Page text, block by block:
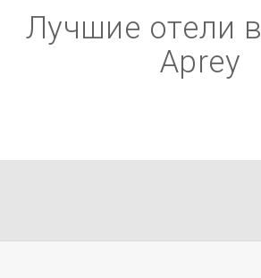
Лучшие отели
Aprey